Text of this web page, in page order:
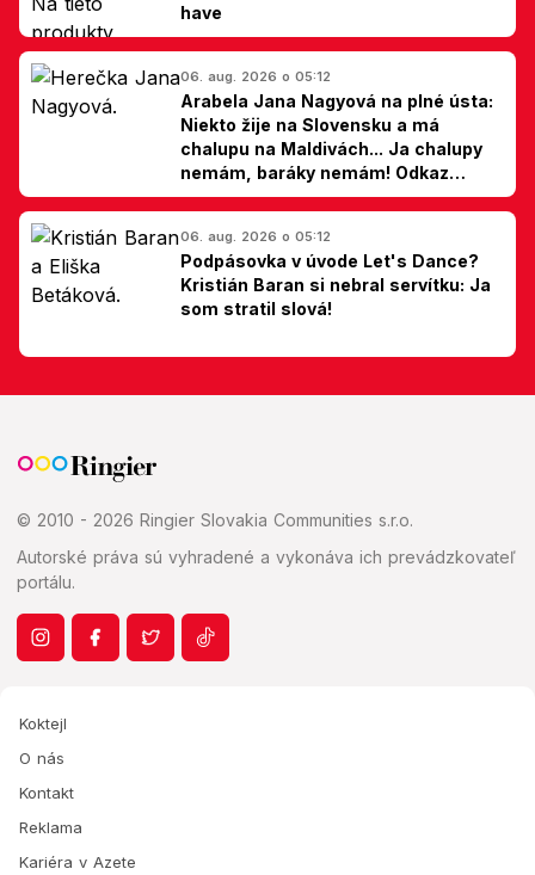
have
06. aug. 2026 o 05:12
Arabela Jana Nagyová na plné ústa:
Niekto žije na Slovensku a má
chalupu na Maldivách... Ja chalupy
nemám, baráky nemám! Odkaz
Slovákom
06. aug. 2026 o 05:12
Podpásovka v úvode Let's Dance?
Kristián Baran si nebral servítku: Ja
som stratil slová!
© 2010 - 2026 Ringier Slovakia Communities s.r.o.
Autorské práva sú vyhradené a vykonáva ich prevádzkovateľ
portálu.
Koktejl
O nás
Kontakt
Reklama
Kariéra v Azete